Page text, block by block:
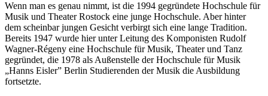
Wenn man es genau nimmt, ist die 1994 gegründete Hochschule für
Musik und Theater Rostock eine junge Hochschule. Aber hinter
dem scheinbar jungen Gesicht verbirgt sich eine lange Tradition.
Bereits 1947 wurde hier unter Leitung des Komponisten Rudolf
Wagner-Régeny eine Hochschule für Musik, Theater und Tanz
gegründet, die 1978 als Außenstelle der Hochschule für Musik
„Hanns Eisler” Berlin Studierenden der Musik die Ausbildung
fortsetzte.